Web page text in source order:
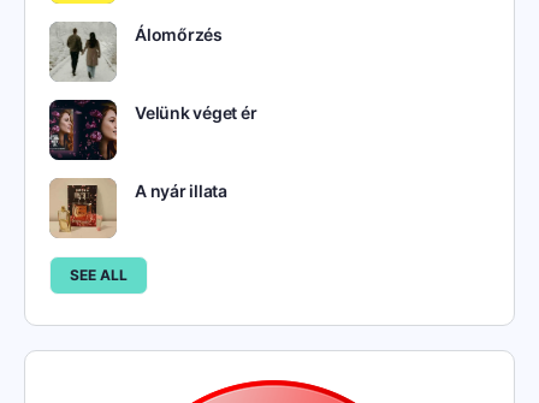
Álomőrzés
Velünk véget ér
A nyár illata
SEE ALL